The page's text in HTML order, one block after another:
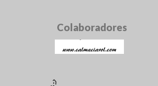
Colaboradores